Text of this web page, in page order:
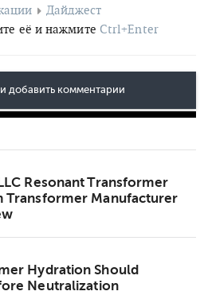
Дайджест
её и нажмите Ctrl+Enter
добавить комментарии
Resonant Transformer
Transformer Manufacturer
Hydration Should
Neutralization